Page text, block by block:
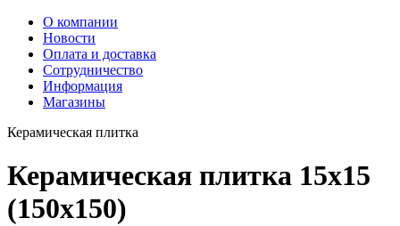
О компании
Новости
Оплата и доставка
Сотрудничество
Информация
Магазины
Керамическая плитка
Керамическая плитка 15х15
(150х150)